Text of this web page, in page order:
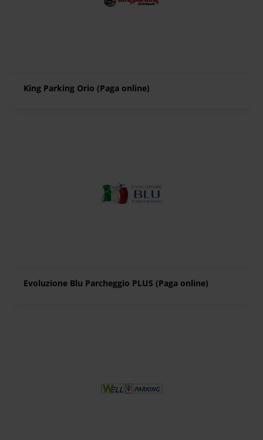
King Parking Orio (Paga online)
Evoluzione Blu Parcheggio PLUS (Paga online)